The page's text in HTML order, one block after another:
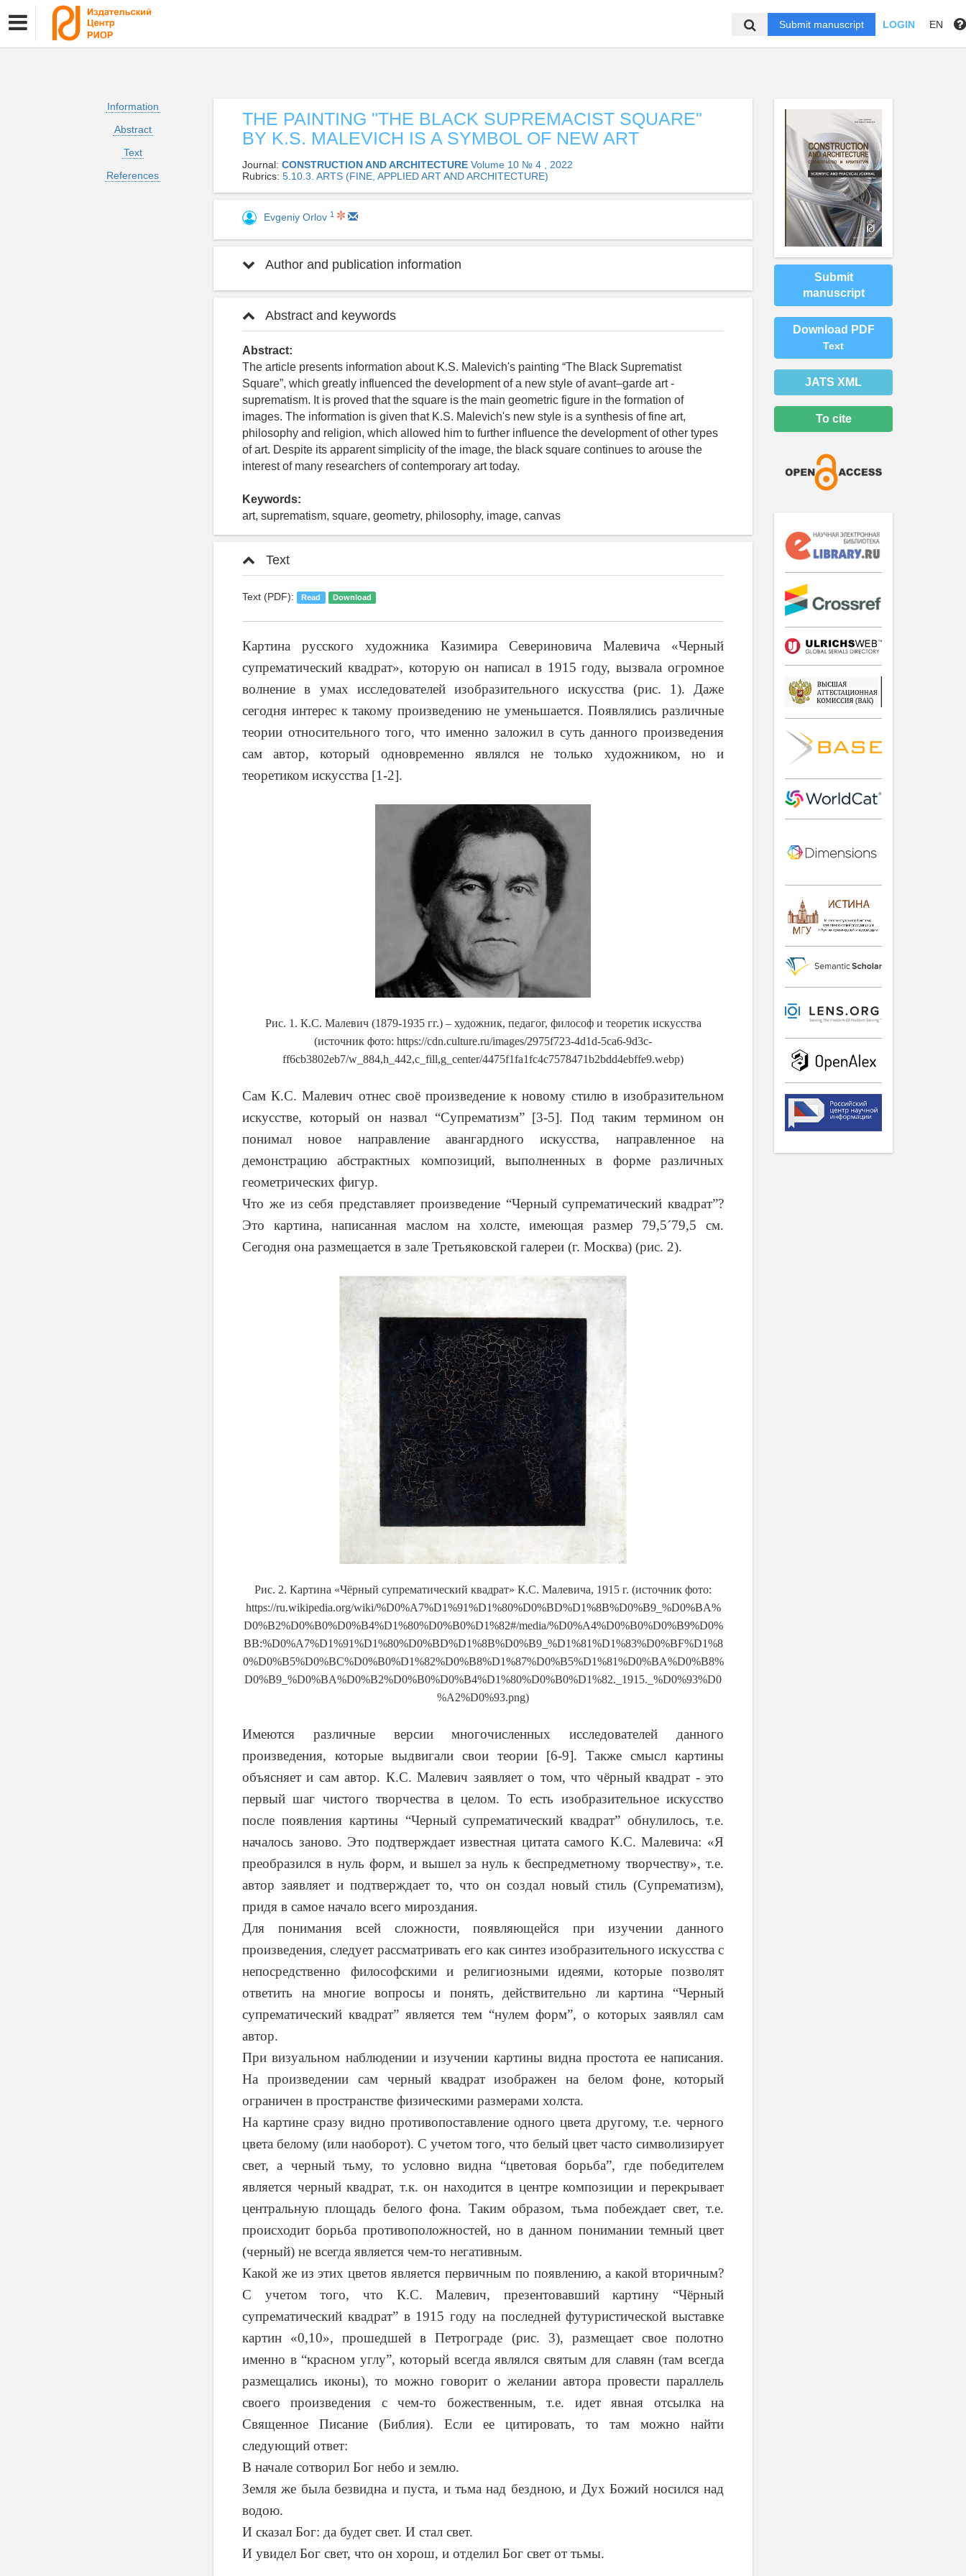
Submit manuscript LOGIN EN
Information
Abstract
Text
References
THE PAINTING "THE BLACK SUPREMACIST SQUARE"
BY K.S. MALEVICH IS A SYMBOL OF NEW ART
Journal: CONSTRUCTION AND ARCHITECTURE Volume 10 № 4 , 2022
Rubrics: 5.10.3. ARTS (FINE, APPLIED ART AND ARCHITECTURE)
Evgeniy Orlov 1
Author and publication information
Abstract and keywords
Abstract:
The article presents information about K.S. Malevich's painting “The Black Suprematist
Square”, which greatly influenced the development of a new style of avant–garde art -
suprematism. It is proved that the square is the main geometric figure in the formation of
images. The information is given that K.S. Malevich's new style is a synthesis of fine art,
philosophy and religion, which allowed him to further influence the development of other types
of art. Despite its apparent simplicity of the image, the black square continues to arouse the
interest of many researchers of contemporary art today.
Keywords:
art, suprematism, square, geometry, philosophy, image, canvas
Text
Text (PDF): Read Download
Картина русского художника Казимира Севериновича Малевича «Черный
супрематический квадрат», которую он написал в 1915 году, вызвала огромное
волнение в умах исследователей изобразительного искусства (рис. 1). Даже
сегодня интерес к такому произведению не уменьшается. Появлялись различные
теории относительного того, что именно заложил в суть данного произведения
сам автор, который одновременно являлся не только художником, но и
теоретиком искусства [1-2].
Рис. 1. К.С. Малевич (1879-1935 гг.) – художник, педагог, философ и теоретик искусства
(источник фото: https://cdn.culture.ru/images/2975f723-4d1d-5ca6-9d3c-
ff6cb3802eb7/w _884,h _442,c fill,g center/4475f1fa1fc4c7578471b2bdd4ebffe9.webp)
Сам К.С. Малевич отнес своё произведение к новому стилю в изобразительном
искусстве, который он назвал “Супрематизм” [3-5]. Под таким термином он
понимал новое направление авангардного искусства, направленное на
демонстрацию абстрактных композиций, выполненных в форме различных
геометрических фигур.
Что же из себя представляет произведение “Черный супрематический квадрат”?
Это картина, написанная маслом на холсте, имеющая размер 79,5´79,5 см.
Сегодня она размещается в зале Третьяковской галереи (г. Москва) (рис. 2).
Рис. 2. Картина «Чёрный супрематический квадрат» К.С. Малевича, 1915 г. (источник фото:
https://ru.wikipedia.org/wiki/%D0%A7%D1%91%D1%80%D0%BD%D1%8B%D0%B9_%D0%BA%
D0%B2%D0%B0%D0%B4%D1%80%D0%B0%D1%82#/media/%D0%A4%D0%B0%D0%B9%D0%
BB:%D0%A7%D1%91%D1%80%D0%BD%D1%8B%D0%B9_%D1%81%D1%83%D0%BF%D1%8
0%D0%B5%D0%BC%D0%B0%D1%82%D0%B8%D1%87%D0%B5%D1%81%D0%BA%D0%B8%
D0%B9_%D0%BA%D0%B2%D0%B0%D0%B4%D1%80%D0%B0%D1%82._1915._%D0%93%D0
%A2%D0%93.png)
Имеются различные версии многочисленных исследователей данного
произведения, которые выдвигали свои теории [6-9]. Также смысл картины
объясняет и сам автор. К.С. Малевич заявляет о том, что чёрный квадрат - это
первый шаг чистого творчества в целом. То есть изобразительное искусство
после появления картины “Черный супрематический квадрат” обнулилось, т.е.
началось заново. Это подтверждает известная цитата самого К.С. Малевича: «Я
преобразился в нуль форм, и вышел за нуль к беспредметному творчеству», т.е.
автор заявляет и подтверждает то, что он создал новый стиль (Супрематизм),
придя в самое начало всего мироздания.
Для понимания всей сложности, появляющейся при изучении данного
произведения, следует рассматривать его как синтез изобразительного искусства с
непосредственно философскими и религиозными идеями, которые позволят
ответить на многие вопросы и понять, действительно ли картина “Черный
супрематический квадрат” является тем “нулем форм”, о которых заявлял сам
автор.
При визуальном наблюдении и изучении картины видна простота ее написания.
На произведении сам черный квадрат изображен на белом фоне, который
ограничен в пространстве физическими размерами холста.
На картине сразу видно противопоставление одного цвета другому, т.е. черного
цвета белому (или наоборот). С учетом того, что белый цвет часто символизирует
свет, а черный тьму, то условно видна “цветовая борьба”, где победителем
является черный квадрат, т.к. он находится в центре композиции и перекрывает
центральную площадь белого фона. Таким образом, тьма побеждает свет, т.е.
происходит борьба противоположностей, но в данном понимании темный цвет
(черный) не всегда является чем-то негативным.
Какой же из этих цветов является первичным по появлению, а какой вторичным?
С учетом того, что К.С. Малевич, презентовавший картину “Чёрный
супрематический квадрат” в 1915 году на последней футуристической выставке
картин «0,10», прошедшей в Петрограде (рис. 3), размещает свое полотно
именно в “красном углу”, который всегда являлся святым для славян (там всегда
размещались иконы), то можно говорит о желании автора провести параллель
своего произведения с чем-то божественным, т.е. идет явная отсылка на
Священное Писание (Библия). Если ее цитировать, то там можно найти
следующий ответ:
В начале сотворил Бог небо и землю.
Земля же была безвидна и пуста, и тьма над бездною, и Дух Божий носился над
водою.
И сказал Бог: да будет свет. И стал свет.
И увидел Бог свет, что он хорош, и отделил Бог свет от тьмы.
Submit
manuscript
Download PDF
Text
JATS XML
To cite